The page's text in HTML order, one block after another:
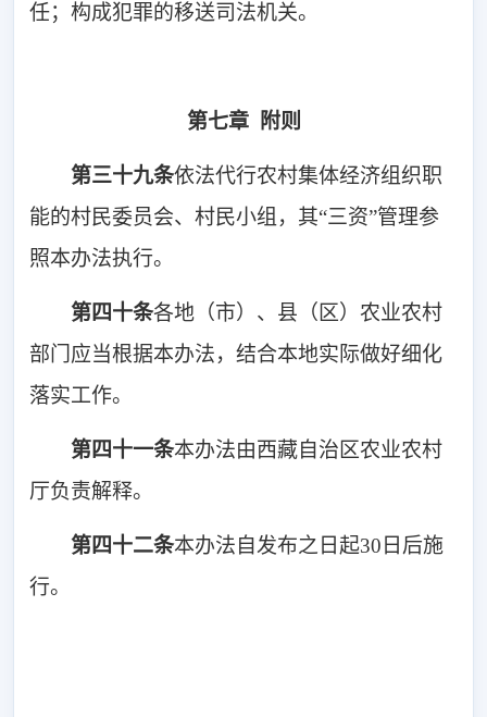
任；构成犯罪的移送司法机关。
第七章 附则
第三十九条依法代行农村集体经济组织职
能的村民委员会、村民小组，其“三资”管理参
照本办法执行。
第四十条各地（市）、县（区）农业农村
部门应当根据本办法，结合本地实际做好细化
落实工作。
第四十一条本办法由西藏自治区农业农村
厅负责解释。
第四十二条本办法自发布之日起30日后施
行。